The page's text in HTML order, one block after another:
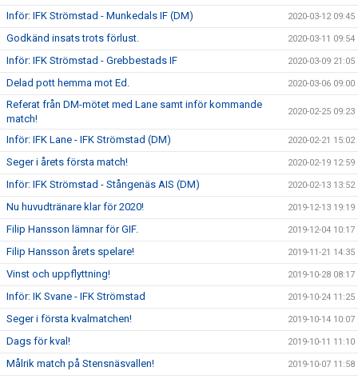
Inför: IFK Strömstad - Munkedals IF (DM) 2020-03-12 09:45
Godkänd insats trots förlust. 2020-03-11 09:54
Inför: IFK Strömstad - Grebbestads IF 2020-03-09 21:05
Delad pott hemma mot Ed. 2020-03-06 09:00
Referat från DM-mötet med Lane samt inför kommande
match!
2020-02-25 09:23
Inför: IFK Lane - IFK Strömstad (DM) 2020-02-21 15:02
Seger i årets första match! 2020-02-19 12:59
Inför: IFK Strömstad - Stångenäs AIS (DM) 2020-02-13 13:52
Nu huvudtränare klar för 2020! 2019-12-13 19:19
Filip Hansson lämnar för GIF. 2019-12-04 10:17
Filip Hansson årets spelare! 2019-11-21 14:35
Vinst och uppflyttning! 2019-10-28 08:17
Inför: IK Svane - IFK Strömstad 2019-10-24 11:25
Seger i första kvalmatchen! 2019-10-14 10:07
Dags för kval! 2019-10-11 11:10
Målrik match på Stensnäsvallen! 2019-10-07 11:58